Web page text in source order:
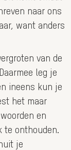
naar ons
want anders
van de
leg je
ineens kun je
het maar
en
te onthouden.
je